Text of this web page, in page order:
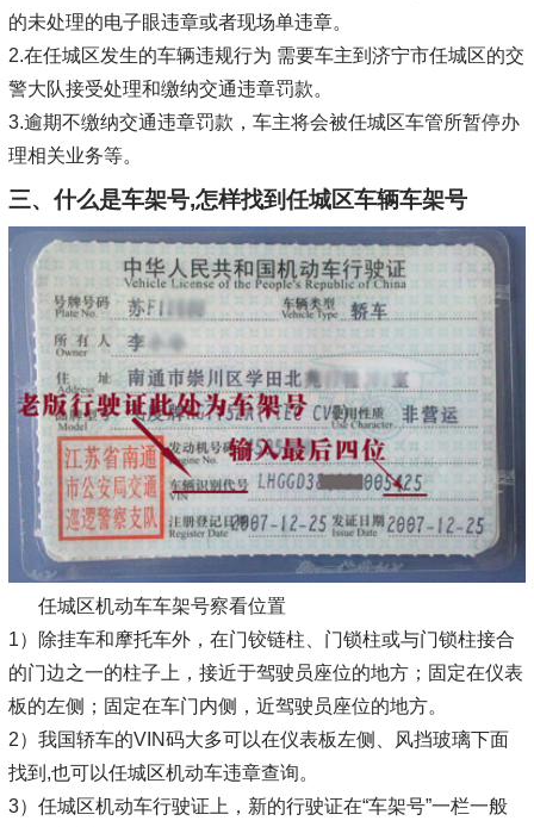
的未处理的电子眼违章或者现场单违章。
2.在任城区发生的车辆违规行为 需要车主到济宁市任城区的交
警大队接受处理和缴纳交通违章罚款。
3.逾期不缴纳交通违章罚款，车主将会被任城区车管所暂停办
理相关业务等。
三、什么是车架号,怎样找到任城区车辆车架号
任城区机动车车架号察看位置
1）除挂车和摩托车外，在门铰链柱、门锁柱或与门锁柱接合
的门边之一的柱子上，接近于驾驶员座位的地方；固定在仪表
板的左侧；固定在车门内侧，近驾驶员座位的地方。
2）我国轿车的VIN码大多可以在仪表板左侧、风挡玻璃下面
找到,也可以任城区机动车违章查询。
3）任城区机动车行驶证上，新的行驶证在“车架号”一栏一般